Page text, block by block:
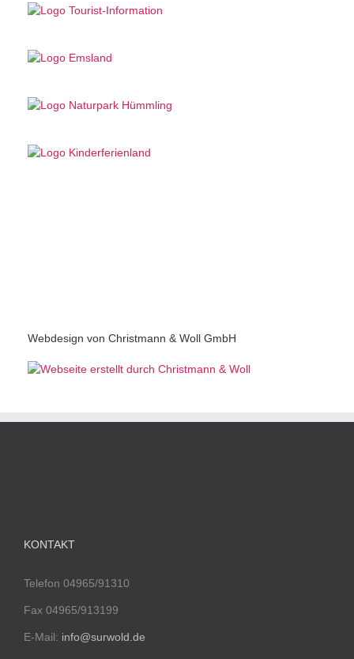
Webdesign von Christmann & Woll GmbH
KONTAKT
Telefon 04965/91310
Fax 04965/913199
E-Mail: info@surwold.de